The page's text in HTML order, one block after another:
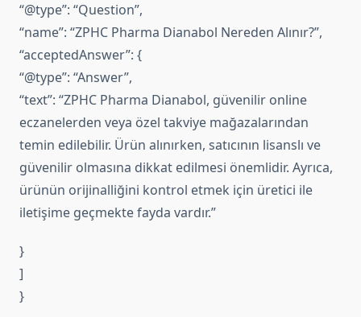
“@type”: “Question”,
“name”: “ZPHC Pharma Dianabol Nereden Alınır?”,
“acceptedAnswer”: {
“@type”: “Answer”,
“text”: “ZPHC Pharma Dianabol, güvenilir online
eczanelerden veya özel takviye mağazalarından
temin edilebilir. Ürün alınırken, satıcının lisanslı ve
güvenilir olmasına dikkat edilmesi önemlidir. Ayrıca,
ürünün orijinalliğini kontrol etmek için üretici ile
iletişime geçmekte fayda vardır.”
}
]
}